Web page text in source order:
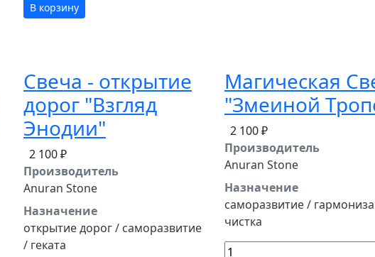
В корзину
Свеча - открытие
дорог "Взгляд
Энодии"
2 100 ₽
Производитель
Anuran Stone
Назначение
открытие дорог / саморазвитие
/ геката
Магическая
"Змеиной
2 100 ₽
Производитель
Anuran Stone
Назначение
саморазвитие /
чистка